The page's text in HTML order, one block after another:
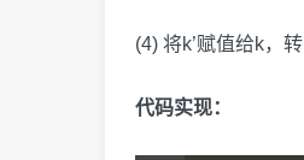
(4) 将k’赋值给k，
代码实现：